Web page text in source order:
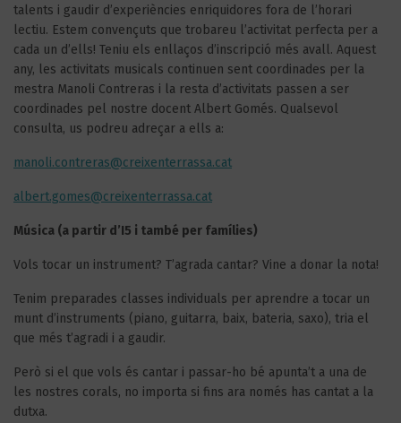
talents i gaudir d’experiències enriquidores fora de l’horari
lectiu. Estem convençuts que trobareu l’activitat perfecta per a
cada un d’ells! Teniu els enllaços d’inscripció més avall. Aquest
any, les activitats musicals continuen sent coordinades per la
mestra Manoli Contreras i la resta d’activitats passen a ser
coordinades pel nostre docent Albert Gomés. Qualsevol
consulta, us podreu adreçar a ells a:
manoli.contreras@creixenterrassa.cat
albert.gomes@creixenterrassa.cat
Música (a partir d’I5 i també per famílies)
Vols tocar un instrument? T’agrada cantar? Vine a donar la nota!
Tenim preparades classes individuals per aprendre a tocar un
munt d’instruments (piano, guitarra, baix, bateria, saxo), tria el
que més t’agradi i a gaudir.
Però si el que vols és cantar i passar-ho bé apunta’t a una de
les nostres corals, no importa si fins ara només has cantat a la
dutxa.